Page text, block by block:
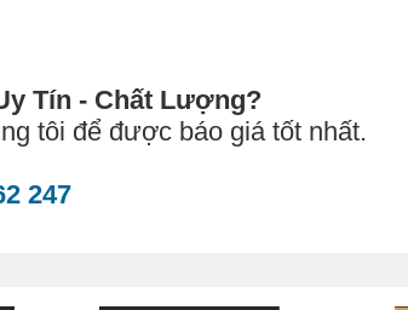
Tín - Chất Lượng?
tôi để được báo giá tốt nhất.
247